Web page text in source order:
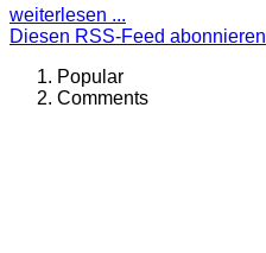
weiterlesen ...
Diesen RSS-Feed abonnieren
Popular
Comments